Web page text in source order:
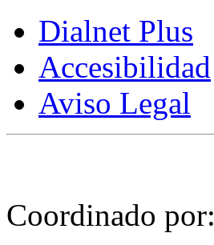
Dialnet Plus
Accesibilidad
Aviso Legal
Coordinado por: